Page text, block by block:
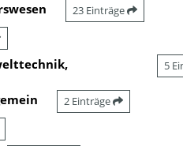
23 Einträge
5
2 Einträge